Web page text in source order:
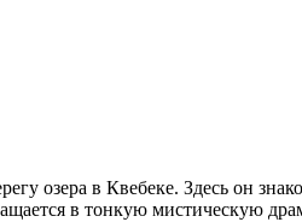
озера в Квебеке. Здесь он
в тонкую мистическую